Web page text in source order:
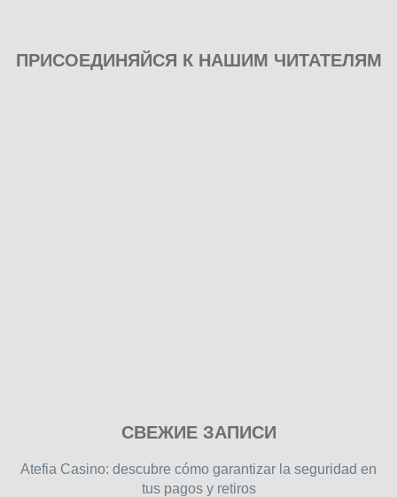
ПРИСОЕДИНЯЙСЯ К НАШИМ ЧИТАТЕЛЯМ
free
СВЕЖИЕ ЗАПИСИ
Atefia Casino: descubre cómo garantizar la seguridad en
tus pagos y retiros